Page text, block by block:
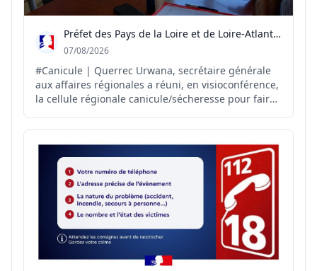
Préfet des Pays de la Loire et de Loire-Atlantique
07/08/2026
#Canicule | Querrec Urwana, secrétaire générale
aux affaires régionales a réuni, en visioconférence,
la cellule régionale canicule/sécheresse pour faire
conséquences des fortes chaleurs et de la
sécheresse sur le territoire. Autour de cette
réunion : rep...